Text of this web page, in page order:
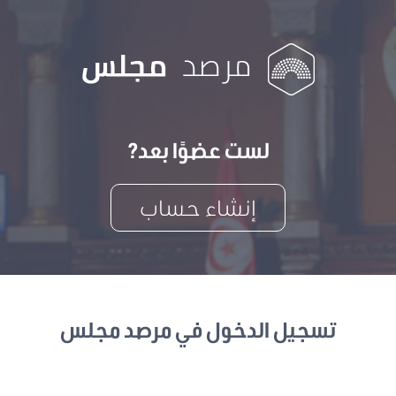
لست عضوًا بعد?
إنشاء حساب
تسجيل الدخول في مرصد مجلس